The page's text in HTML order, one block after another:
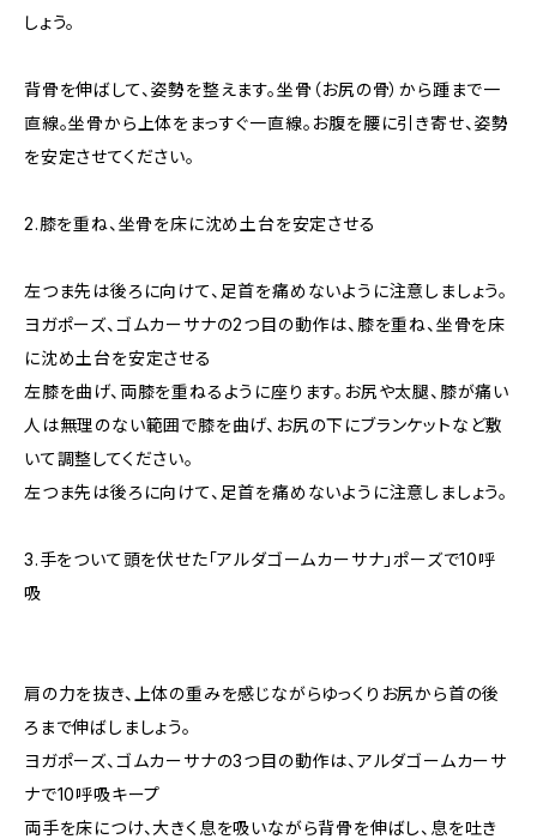
しょう。
背骨を伸ばして、姿勢を整えます。坐骨（お尻の骨）から踵まで一
直線。坐骨から上体をまっすぐ一直線。お腹を腰に引き寄せ、姿勢
を安定させてください。
2.膝を重ね、坐骨を床に沈め土台を安定させる
左つま先は後ろに向けて、足首を痛めないように注意しましょう。
ヨガポーズ、ゴムカーサナの2つ目の動作は、膝を重ね、坐骨を床
に沈め土台を安定させる
左膝を曲げ、両膝を重ねるように座ります。お尻や太腿、膝が痛い
人は無理のない範囲で膝を曲げ、お尻の下にブランケットなど敷
いて調整してください。
左つま先は後ろに向けて、足首を痛めないように注意しましょう。
3.手をついて頭を伏せた「アルダゴームカーサナ」ポーズで10呼
吸
肩の力を抜き、上体の重みを感じながらゆっくりお尻から首の後
ろまで伸ばしましょう。
ヨガポーズ、ゴムカーサナの3つ目の動作は、アルダゴームカーサ
ナで10呼吸キープ
両手を床につけ、大きく息を吸いながら背骨を伸ばし、息を吐き